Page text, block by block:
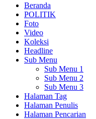
Beranda
POLITIK
Foto
Video
Koleksi
Headline
Sub Menu
Sub Menu 1
Sub Menu 2
Sub Menu 3
Halaman Tag
Halaman Penulis
Halaman Pencarian